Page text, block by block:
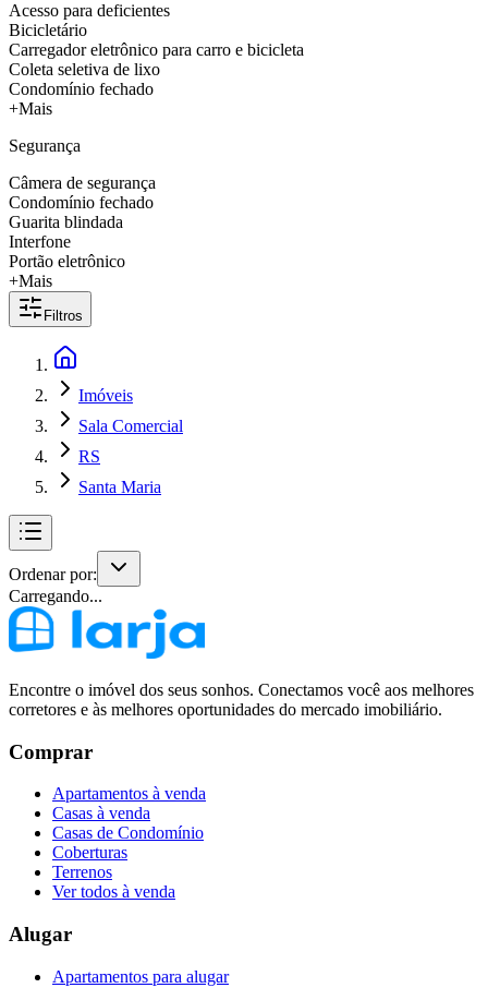
Acesso para deficientes
Bicicletário
Carregador eletrônico para carro e bicicleta
Coleta seletiva de lixo
Condomínio fechado
+Mais
Segurança
Câmera de segurança
Condomínio fechado
Guarita blindada
Interfone
Portão eletrônico
+Mais
Filtros
Imóveis
Sala Comercial
RS
Santa Maria
Ordenar por:
Carregando...
Encontre o imóvel dos seus sonhos. Conectamos você aos melhores
corretores e às melhores oportunidades do mercado imobiliário.
Comprar
Apartamentos à venda
Casas à venda
Casas de Condomínio
Coberturas
Terrenos
Ver todos à venda
Alugar
Apartamentos para alugar